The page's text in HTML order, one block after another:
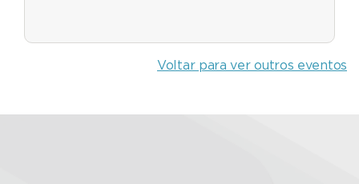
Voltar para ver outros eventos